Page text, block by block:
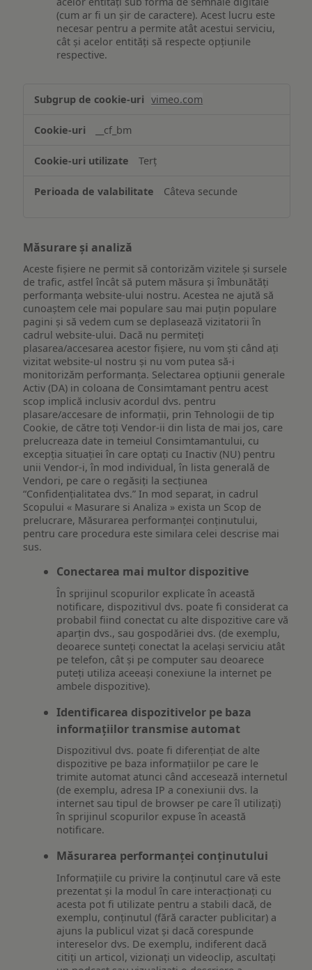
(cum ar fi un șir de caractere). Acest lucru este
necesar pentru a permite atât acestui serviciu,
cât și acelor entități să respecte opțiunile
respective.
funcționalităților
ului
vimeo.com
__cf_bm
Terț
Câteva secunde
Măsurare și analiză
Aceste fișiere ne permit să contorizăm vizitele și sursele
de trafic, astfel încât să putem măsura și îmbunătăți
performanța website-ului nostru. Acestea ne ajută să
cunoaștem cele mai populare sau mai puțin populare
pagini și să vedem cum se deplasează vizitatorii în
cadrul website-ului. Dacă nu permiteți
plasarea/accesarea acestor fișiere, nu vom ști când ați
vizitat website-ul nostru și nu vom putea să-i
monitorizăm performanța. Selectarea opțiunii generale
Activ (DA) in coloana de Consimtamant pentru acest
scop implică inclusiv acordul dvs. pentru
plasare/accesare de informații, prin Tehnologii de tip
Cookie, de către toți Vendor-ii din lista de mai jos, care
prelucreaza date in temeiul Consimtamantului, cu
excepția situației în care optați cu Inactiv (NU) pentru
unii Vendor-i, în mod individual, în lista generală de
Vendori, pe care o regăsiți la secțiunea
“Confidențialitatea dvs.” In mod separat, in cadrul
Scopului « Masurare si Analiza » exista un Scop de
prelucrare, Măsurarea performanței conținutului,
pentru care procedura este similara celei descrise mai
sus.
Conectarea mai multor dispozitive
În sprijinul scopurilor explicate în această
notificare, dispozitivul dvs. poate fi considerat ca
probabil fiind conectat cu alte dispozitive care vă
aparțin dvs., sau gospodăriei dvs. (de exemplu,
deoarece sunteți conectat la același serviciu atât
pe telefon, cât și pe computer sau deoarece
puteți utiliza aceeași conexiune la internet pe
ambele dispozitive).
Identificarea dispozitivelor pe baza
informațiilor transmise automat
Dispozitivul dvs. poate fi diferențiat de alte
dispozitive pe baza informațiilor pe care le
trimite automat atunci când accesează internetul
(de exemplu, adresa IP a conexiunii dvs. la
internet sau tipul de browser pe care îl utilizați)
în sprijinul scopurilor expuse în această
notificare.
Măsurarea performanței conținutului
Informațiile cu privire la conținutul care vă este
prezentat și la modul în care interacționați cu
acesta pot fi utilizate pentru a stabili dacă, de
exemplu, conținutul (fără caracter publicitar) a
ajuns la publicul vizat și dacă corespunde
intereselor dvs. De exemplu, indiferent dacă
citiți un articol, vizionați un videoclip, ascultați